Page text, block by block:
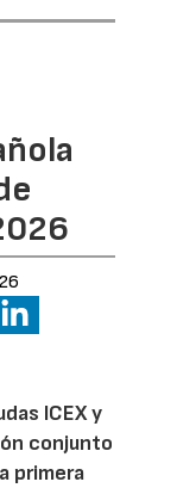
ICEX y
conjunto
primera